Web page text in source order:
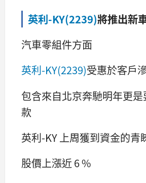
英利-KY(2239)將推出新
汽車零組件方面
英利-KY(2239)受惠於客戶
包含來自北京奔馳明年更
款
英利-KY 上周獲到資金的青
股價上漲近 6 %